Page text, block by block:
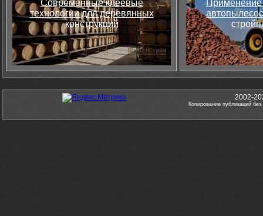
Современные клеевые
технологии для деревянных
конструкций
Применение
2002-
Копирование публикаций